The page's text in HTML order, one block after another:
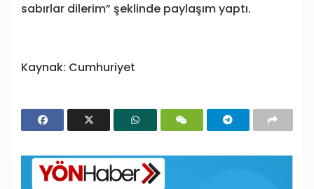
sabırlar dilerim” şeklinde paylaşım yaptı.
Kaynak: Cumhuriyet